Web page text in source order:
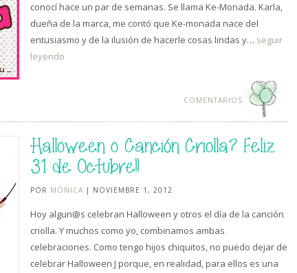
conocí hace un par de semanas. Se llama Ke-Monada. Karla,
dueña de la marca, me contó que Ke-monada nace del
entusiasmo y de la ilusión de hacerle cosas lindas y… seguir
leyendo
COMENTARIOS
Halloween o Canción Criolla? Feliz
31 de Octubre!!
POR MÓNICA | NOVIEMBRE 1, 2012
Hoy algun@s celebran Halloween y otros el día de la canción
criolla. Y muchos como yo, combinamos ambas
celebraciones. Como tengo hijos chiquitos, no puedo dejar de
celebrar Halloween J porque, en realidad, para ellos es una